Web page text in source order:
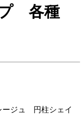
各種
ジュ 円柱シェイ